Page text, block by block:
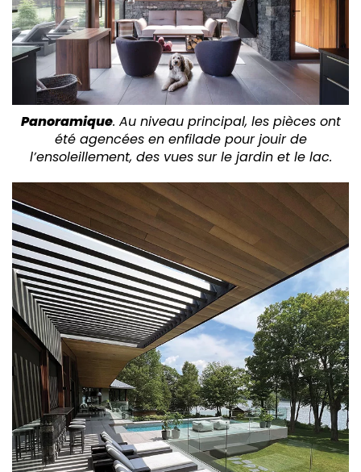
Panoramique. Au niveau principal, les pièces ont
été agencées en enfilade pour jouir de
l’ensoleillement, des vues sur le jardin et le lac.